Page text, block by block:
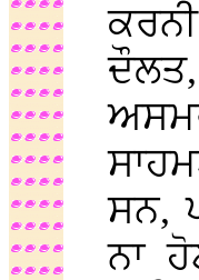
ਸਨ,
ਨਾ